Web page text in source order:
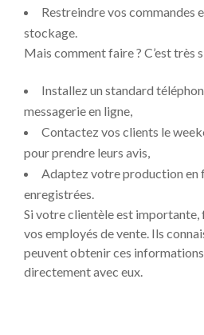
Restreindre vos commandes
stockage.
Mais comment faire ? C’est très
Installez un standard
messagerie en ligne,
Contactez vos clients le
pour prendre leurs avis,
Adaptez votre production en
enregistrées.
Si votre clientèle est importante,
vos employés de vente. Ils
peuvent obtenir ces
directement avec eux.